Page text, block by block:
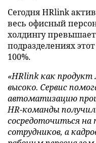
Сегодня HRlink
весь офисный
холдингу
подразделениях
100%.
«HRlink как продукт
высоко. Сервис
автоматизацию
HR-команды
сосредоточиться на
сотрудников, а